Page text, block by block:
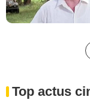
Top actus